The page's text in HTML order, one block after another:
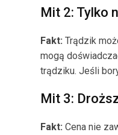
Mit 2: Tylko
Fakt: Trądzik
mogą
trądziku. Jeśli
Mit 3:
Fakt: Cena nie